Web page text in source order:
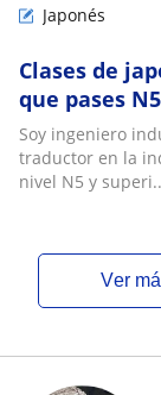
Japonés
Clases de
que pases N5
Soy ingeniero
traductor en la
nivel N5 y
ver